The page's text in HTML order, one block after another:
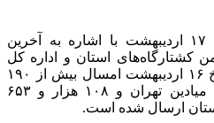
سید محمد جعفری چهارشنبه ۱۷ اردیبهشت با اشاره به آخرین
کشتارگاه‌های استان و اداره کل
دامپزشکی، اعلام کرد: در تاریخ ۱۶ اردیبهشت امسال بیش از ۱۹۰
هزار و ۲۸۸ کیلوگرم مرغ به میادین تهران و ۱۰۸ هزار و ۶۵۳
ارسال شده است.